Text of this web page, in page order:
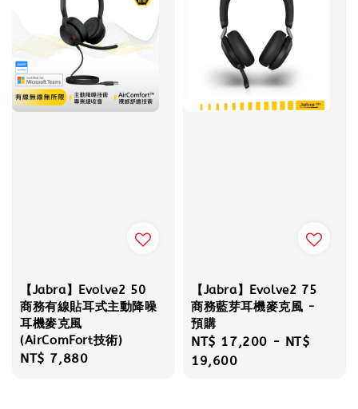
【Jabra】Evolve2 50
商務有線貼耳式主動降噪
耳機麥克風
(AirComFort技術)
Regular
NT$ 7,880
【Jabra】Evolve2 75
商務藍芽耳機麥克風 -
預購
Regular
price
NT$ 17,200 - NT$
19,600